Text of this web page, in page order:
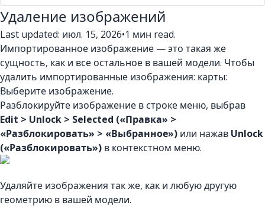
Удаление изображений
Last updated: июл. 15, 2026•1 мин read.
Импортированное изображение — это такая же
сущность, как и все остальное в вашей модели. Чтобы
удалить импортированные изображения: карты:
Выберите изображение.
Разблокируйте изображение в строке меню, выбрав
Edit > Unlock > Selected («Правка» >
«Разблокировать» > «Выбранное») или нажав Unlock
(«Разблокировать») в контекстном меню.
Удаляйте изображения так же, как и любую другую
геометрию в вашей модели.